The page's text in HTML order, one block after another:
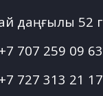
даңғылы 52 г
+7 707 259 09 63
+7 727 313 21 17